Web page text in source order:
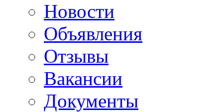
Новости
Объявления
Отзывы
Вакансии
Документы